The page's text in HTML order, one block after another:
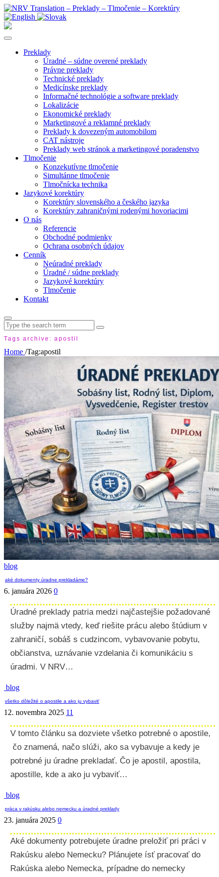
Preklady
Úradné – súdne overené preklady
Právne preklady
Technické preklady
Medicínske preklady
Informačné technológie a software preklady
Lokalizácie
Ekonomické preklady
Marketingové a reklamné preklady
Preklady k dovezeným automobilom
CAT nástroje
Preklady web stránok a marketingové poradenstvo
Tlmočenie
Konzekutívne tlmočenie
Simultánne tlmočenie
Tlmočnícka technika
Jazykové korektúry
Korektúry slovenského a českého jazyka
Korektúry zahraničnými rodenými hovoriacimi
O nás
Referencie
Obchodné podmienky
Ochrana osobných údajov
Cenník
Neúradné preklady
Úradné / súdne preklady
Jazykové korektúry
Tlmočenie
Kontakt
Search
for:
Tags archive: apostil
Home /Tag:apostil
blog
aké dokumenty úradne prekladáme?
6. januára 2026 0
Úradné preklady patria medzi najčastejšie požadované
služby najmä vtedy, keď riešite prácu alebo štúdium v
zahraničí, sobáš s cudzincom, vybavovanie pobytu,
občianstva, uznávanie vzdelania či komunikáciu s
úradmi. V NRV…
blog
všetko dôležité o apostile a ako ju vybaviť
12. novembra 2025 11
V tomto článku sa dozviete všetko potrebné o apostile,
čo znamená, načo slúži, ako sa vybavuje a kedy je
potrebné ju úradne prekladať. Čo je apostil, apostila,
apostille, kde a ako ju vybaviť…
blog
práca v rakúsku alebo nemecku a úradné preklady
23. januára 2025 0
Aké dokumenty potrebujete úradne preložiť pri práci v
Rakúsku alebo Nemecku? Plánujete ísť pracovať do
Rakúska alebo Nemecka, prípadne do nemecky